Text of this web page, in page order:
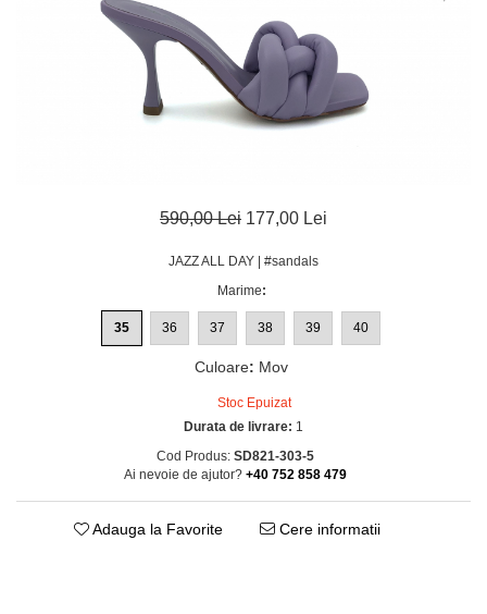
590,00 Lei 177,00 Lei
JAZZ ALL DAY | #sandals
Marime:
35 36 37 38 39 40
Culoare: Mov
Stoc Epuizat
Durata de livrare: 1
Cod Produs: SD821-303-5
Ai nevoie de ajutor? +40 752 858 479
Adauga la Favorite Cere informatii